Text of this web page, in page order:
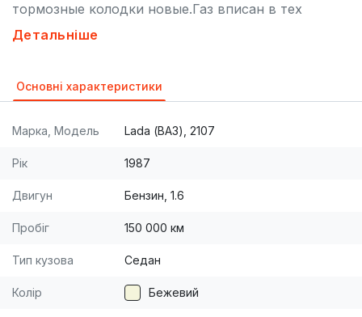
тормозные колодки новые.Газ вписан в тех
паспорт.
Детальніше
Основні характеристики
Марка, Модель Lada (ВАЗ), 2107
Рік 1987
Двигун Бензин, 1.6
Пробіг 150 000 км
Тип кузова Седан
Колір Бежевий